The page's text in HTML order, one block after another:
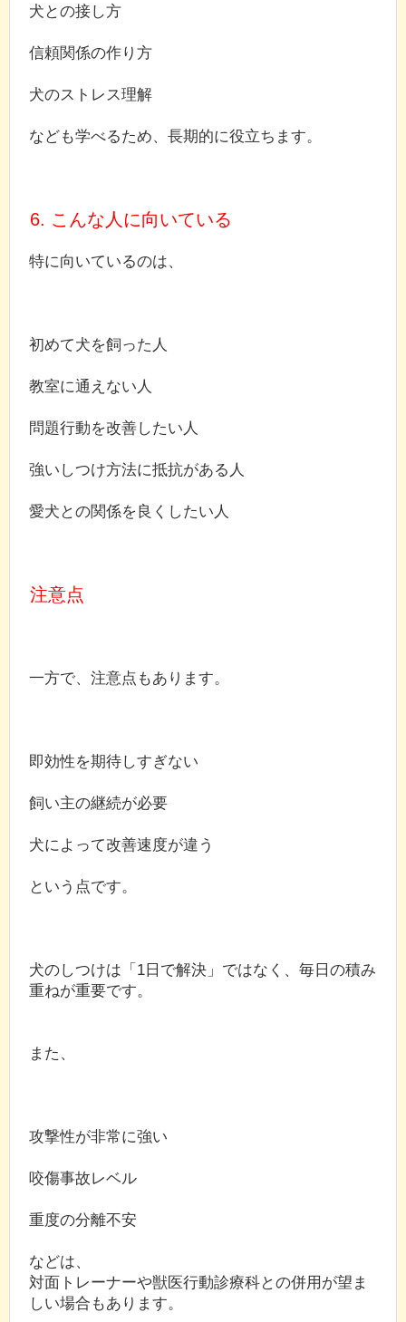
犬との接し方
信頼関係の作り方
犬のストレス理解
なども学べるため、長期的に役立ちます。
6. こんな人に向いている
特に向いているのは、
初めて犬を飼った人
教室に通えない人
問題行動を改善したい人
強いしつけ方法に抵抗がある人
愛犬との関係を良くしたい人
注意点
一方で、注意点もあります。
即効性を期待しすぎない
飼い主の継続が必要
犬によって改善速度が違う
という点です。
犬のしつけは「1日で解決」ではなく、毎日の積み
重ねが重要です。
また、
攻撃性が非常に強い
咬傷事故レベル
重度の分離不安
などは、
対面トレーナーや獣医行動診療科との併用が望ま
しい場合もあります。